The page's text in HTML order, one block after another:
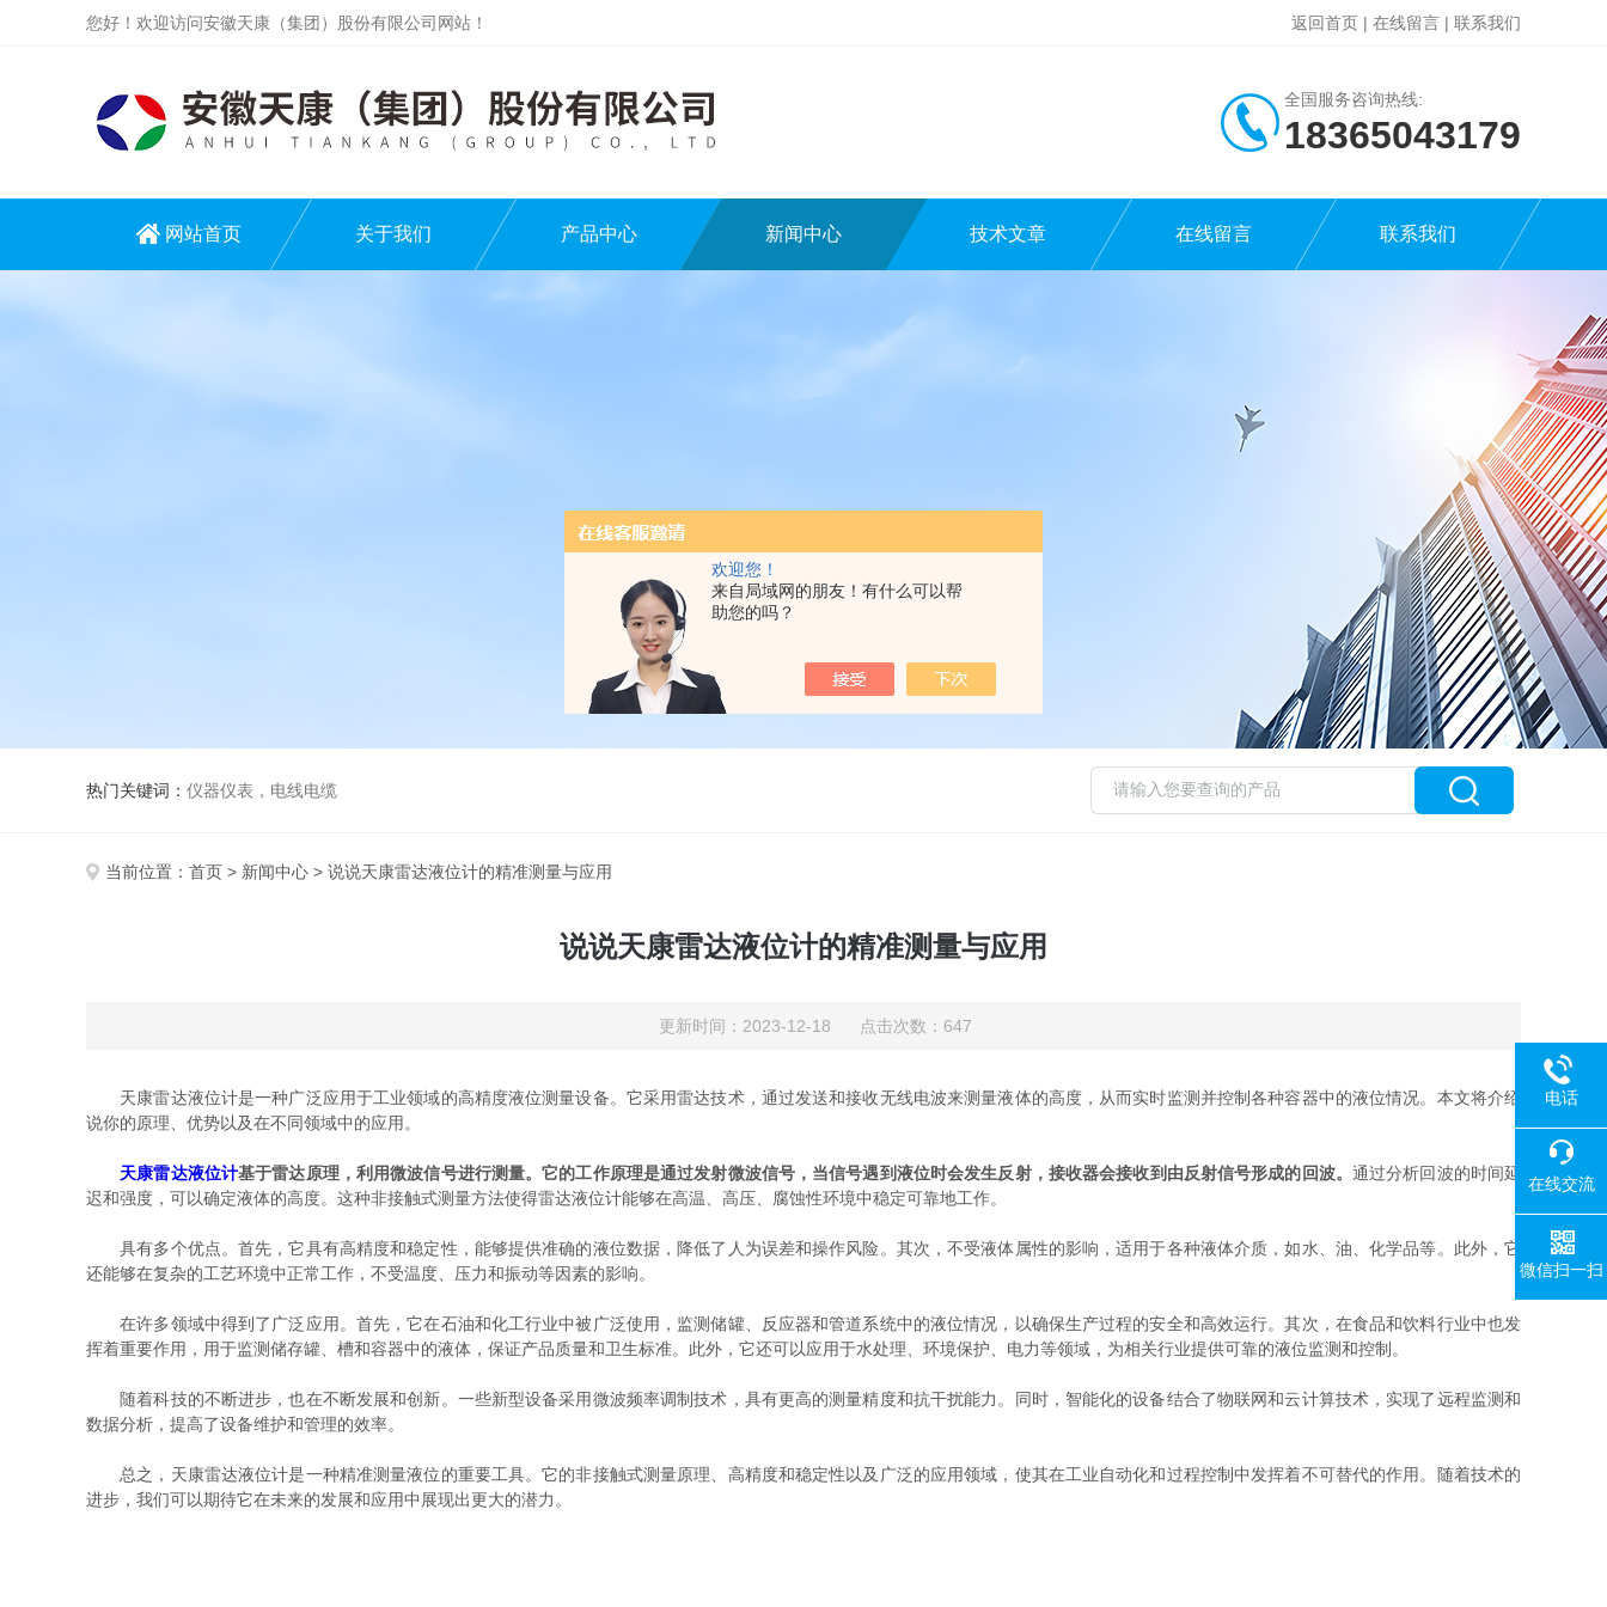
欢迎您！
来自局域网的朋友！有什么可以帮
助您的吗？
您好！欢迎访问安徽天康（集团）股份有限公司网站！ 返回首页 | 在线留言 | 联系我们
全国服务咨询热线:
18365043179
网站首页 关于我们 产品中心 新闻中心 技术文章 在线留言 联系我们
热门关键词： 仪器仪表，电线电缆
当前位置： 首页 > 新闻中心 > 说说天康雷达液位计的精准测量与应用
说说天康雷达液位计的精准测量与应用
更新时间：2023-12-18 点击次数：647
天康雷达液位计是一种广泛应用于工业领域的高精度液位测量设备。它采用雷达技术，通过发送和接收无线电波来测量液体的高度，从而实时监测并控制各种容器中的液位情况。本文将介绍
说你的原理、优势以及在不同领域中的应用。
天康雷达液位计基于雷达原理，利用微波信号进行测量。它的工作原理是通过发射微波信号，当信号遇到液位时会发生反射，接收器会接收到由反射信号形成的回波。 通过分析回波的时间延
迟和强度，可以确定液体的高度。这种非接触式测量方法使得雷达液位计能够在高温、高压、腐蚀性环境中稳定可靠地工作。
具有多个优点。首先，它具有高精度和稳定性，能够提供准确的液位数据，降低了人为误差和操作风险。其次，不受液体属性的影响，适用于各种液体介质，如水、油、化学品等。此外，它
还能够在复杂的工艺环境中正常工作，不受温度、压力和振动等因素的影响。
在许多领域中得到了广泛应用。首先，它在石油和化工行业中被广泛使用，监测储罐、反应器和管道系统中的液位情况，以确保生产过程的安全和高效运行。其次，在食品和饮料行业中也发
挥着重要作用，用于监测储存罐、槽和容器中的液体，保证产品质量和卫生标准。此外，它还可以应用于水处理、环境保护、电力等领域，为相关行业提供可靠的液位监测和控制。
随着科技的不断进步，也在不断发展和创新。一些新型设备采用微波频率调制技术，具有更高的测量精度和抗干扰能力。同时，智能化的设备结合了物联网和云计算技术，实现了远程监测和
数据分析，提高了设备维护和管理的效率。
总之，天康雷达液位计是一种精准测量液位的重要工具。它的非接触式测量原理、高精度和稳定性以及广泛的应用领域，使其在工业自动化和过程控制中发挥着不可替代的作用。随着技术的
进步，我们可以期待它在未来的发展和应用中展现出更大的潜力。
电话
在线交流
微信扫一扫